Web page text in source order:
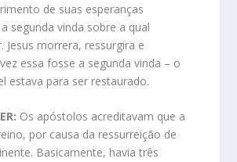
de suas esperanças
segunda vinda sobre a qual
Jesus morrera, ressurgira e
essa fosse a segunda vinda – o
estava para ser restaurado.
Os apóstolos acreditavam que a
por causa da ressurreição de
Basicamente, havia três